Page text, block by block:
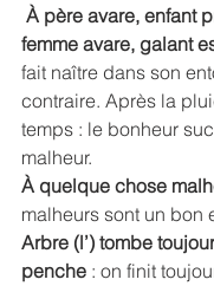
À père avare, enfant
femme avare, galant
fait naître dans son
contraire. Après la
temps : le bonheur
malheur.
À quelque chose
malheurs sont un bon
Arbre (l’) tombe
penche : on finit